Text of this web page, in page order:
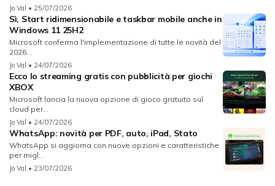
Jo Val • 25/07/2026
Sì, Start ridimensionabile e taskbar mobile anche in
Windows 11 25H2
Microsoft conferma l'implementazione di tutte le novità del
2026...
Jo Val • 24/07/2026
Ecco lo streaming gratis con pubblicità per giochi
XBOX
Microsoft lancia la nuova opzione di gioco gratuito sul
cloud per...
Jo Val • 24/07/2026
WhatsApp: novità per PDF, auto, iPad, Stato
WhatsApp si aggiorna con nuove opzioni e caratteristiche
per migl...
Jo Val • 23/07/2026